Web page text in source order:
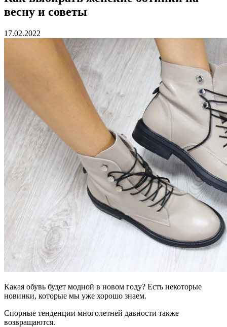
весну и советы
17.02.2022
Какая обувь будет модной в новом году? Есть некоторые
новинки, которые мы уже хорошо знаем.
Спорные тенденции многолетней давности также
возвращаются.